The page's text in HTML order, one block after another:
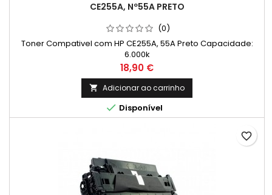
CE255A, Nº55A PRETO
(0)
Toner Compativel com HP CE255A, 55A Preto Capacidade:
6.000k
Preço
18,90 €
 Adicionar ao carrinho
 Disponível
favorite_border